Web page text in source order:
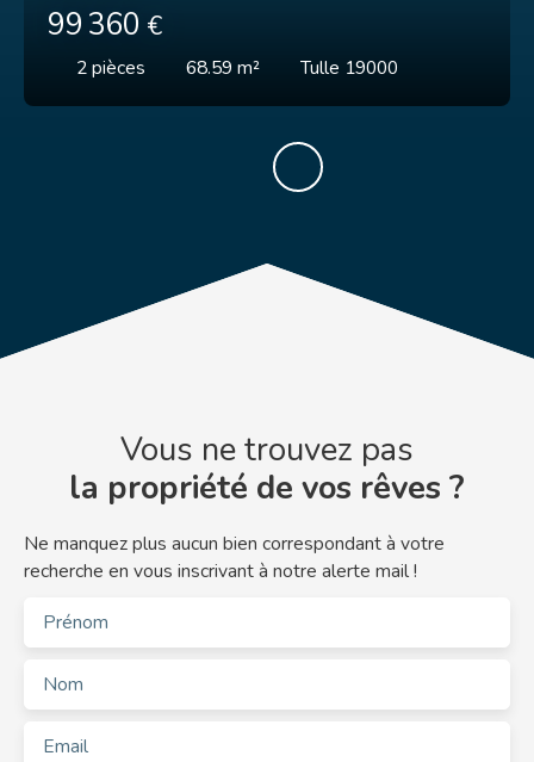
99 360 €
2pièces 68.59 m² Tulle 19000
Vous ne trouvez pas
la propriété de vos rêves ?
Ne manquez plus aucun bien correspondant à votre
recherche en vous inscrivant à notre alerte mail !
Prénom
Nom
Email